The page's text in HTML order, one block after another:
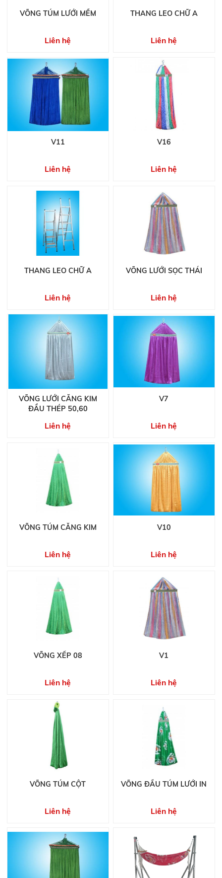
VÕNG TÚM LƯỚI MỀM
Liên hệ
THANG LEO CHỮ A
Liên hệ
V11
Liên hệ
V16
Liên hệ
THANG LEO CHỮ A
Liên hệ
VÕNG LƯỚI SỌC THÁI
Liên hệ
VÕNG LƯỚI CĂNG KIM
ĐẦU THÉP 50,60
Liên hệ
V7
Liên hệ
VÕNG TÚM CĂNG KIM
Liên hệ
V10
Liên hệ
VÕNG XẾP 08
Liên hệ
V1
Liên hệ
VÕNG TÚM CỘT
Liên hệ
VÕNG ĐẦU TÚM LƯỚI IN
Liên hệ